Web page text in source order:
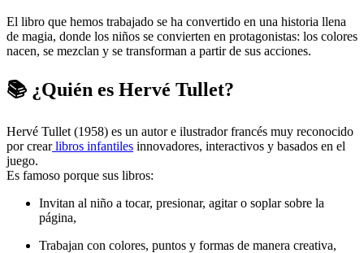
El libro que hemos trabajado se ha convertido en una historia llena
de magia, donde los niños se convierten en protagonistas: los colores
nacen, se mezclan y se transforman a partir de sus acciones.
📚 ¿Quién es Hervé Tullet?
Hervé Tullet (1958) es un autor e ilustrador francés muy reconocido
por crearlibros infantiles innovadores, interactivos y basados en el
juego.
Es famoso porque sus libros:
Invitan al niño a tocar, presionar, agitar o soplar sobre la
página,
Trabajan con colores, puntos y formas de manera creativa,